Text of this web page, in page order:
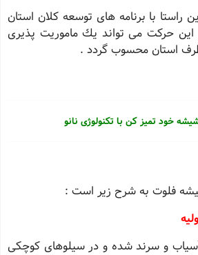
راستا با برنامه های توسعه كلان استان
این حركت می تواند یك ماموریت پذیری
استان محسوب گردد .
شیشه خود تمیز کن با تکنولوژی نانو
فلوت به شرح زیر است :
آسیاب و سرند شده و در سیلوهای كوچكی